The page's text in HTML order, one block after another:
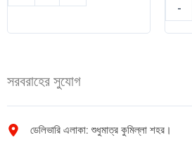
পিংকো
পাপড
quantity
-
Penne
Rigate
সরবরাহের সুযোগ
ডেলিভারি এলাকা: শুধুমাত্র কুমিল্লা শহর।